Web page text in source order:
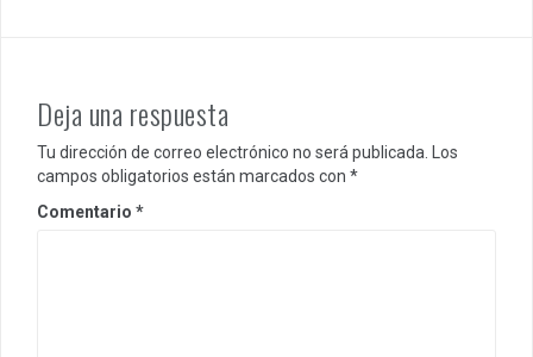
Deja una respuesta
Tu dirección de correo electrónico no será publicada.
Los
campos obligatorios están marcados con *
Comentario *